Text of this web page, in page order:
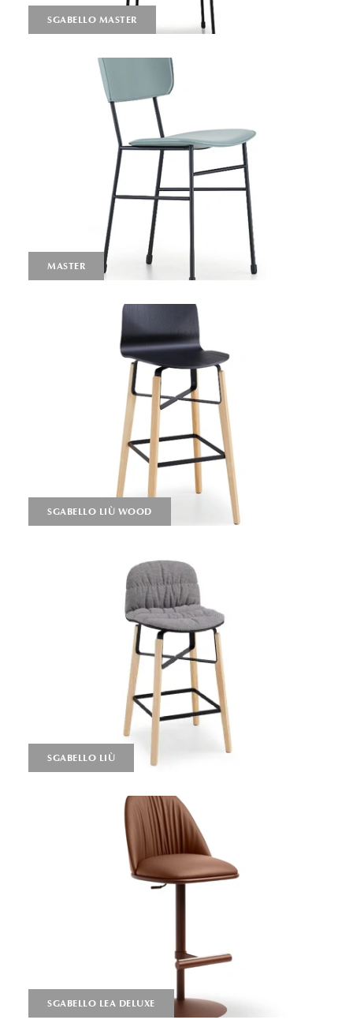
SGABELLO MASTER
MASTER
SGABELLO LIÙ WOOD
SGABELLO LIÙ
SGABELLO LEA DELUXE